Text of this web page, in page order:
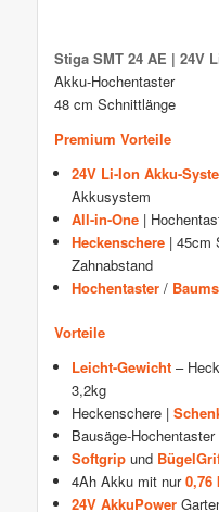
Stiga SMT 24 AE | 24V
Akku-Hochentaster
48 cm Schnittlänge
Premium Vorteile
24V Li-Ion Akku-
Akkusystem
All-in-One |
Heckenschere | 45cm
Zahnabstand
Hochentaster /
Vorteile
Leicht-Gewicht –
3,2kg
Heckenschere |
Bausäge-
Softgrip und
4Ah Akku mit nur0,76
24V AkkuPower